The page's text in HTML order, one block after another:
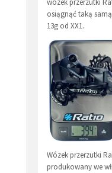
wózek przerzutki
osiągnąć taką
13g od XX1.
Wózek przerzutki
produkowany we